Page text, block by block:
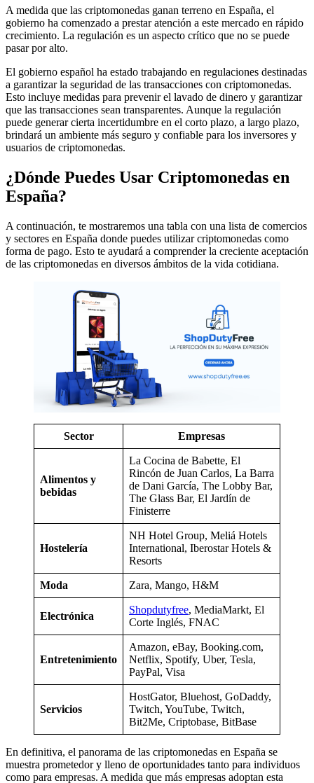
A medida que las criptomonedas ganan terreno en España, el
gobierno ha comenzado a prestar atención a este mercado en rápido
crecimiento. La regulación es un aspecto crítico que no se puede
pasar por alto.
El gobierno español ha estado trabajando en regulaciones destinadas
a garantizar la seguridad de las transacciones con criptomonedas.
Esto incluye medidas para prevenir el lavado de dinero y garantizar
que las transacciones sean transparentes. Aunque la regulación
puede generar cierta incertidumbre en el corto plazo, a largo plazo,
brindará un ambiente más seguro y confiable para los inversores y
usuarios de criptomonedas.
¿Dónde Puedes Usar Criptomonedas en
España?
A continuación, te mostraremos una tabla con una lista de comercios
y sectores en España donde puedes utilizar criptomonedas como
forma de pago. Esto te ayudará a comprender la creciente aceptación
de las criptomonedas en diversos ámbitos de la vida cotidiana.
Sector Empresas
Alimentos y
bebidas
La Cocina de Babette, El
Rincón de Juan Carlos, La Barra
de Dani García, The Lobby Bar,
The Glass Bar, El Jardín de
Finisterre
Hostelería
NH Hotel Group, Meliá Hotels
International, Iberostar Hotels &
Resorts
Moda Zara, Mango, H&M
Electrónica
Shopdutyfree, MediaMarkt, El
Corte Inglés, FNAC
Entretenimiento
Amazon, eBay, Booking.com,
Netflix, Spotify, Uber, Tesla,
PayPal, Visa
Servicios
HostGator, Bluehost, GoDaddy,
Twitch, YouTube, Twitch,
Bit2Me, Criptobase, BitBase
En definitiva, el panorama de las criptomonedas en España se
muestra prometedor y lleno de oportunidades tanto para individuos
como para empresas. A medida que más empresas adoptan esta